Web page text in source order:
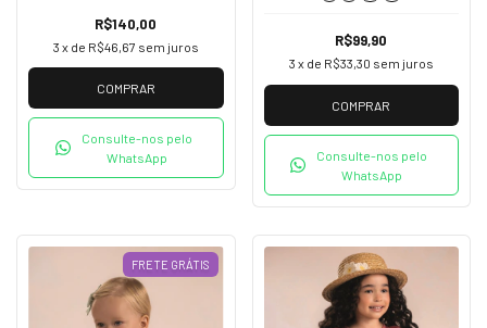
R$140,00
3 x de R$46,67 sem juros
COMPRAR
Consulte-nos pelo
WhatsApp
R$99,90
3 x de R$33,30 sem juros
COMPRAR
Consulte-nos pelo
WhatsApp
FRETE GRÁTIS